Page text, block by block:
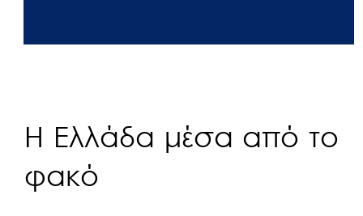
Η Ελλάδα μέσα από το
φακό